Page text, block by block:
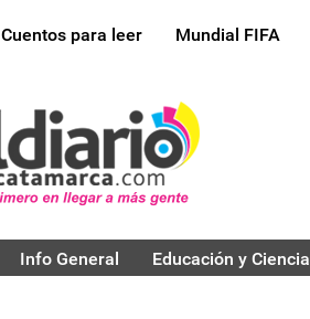
Cuentos para leer Mundial FIFA
Info General Educación y Ciencia